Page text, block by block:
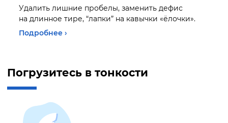
Удалить лишние пробелы, заменить дефис
на длинное тире, “лапки” на кавычки «ёлочки».
Подробнее ›
Погрузитесь в тонкости